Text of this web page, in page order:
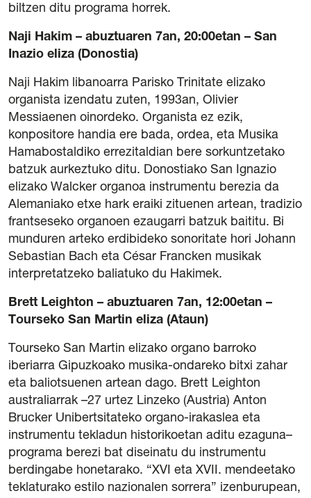
biltzen ditu programa horrek.
Naji Hakim – abuztuaren 7an, 20:00etan – San
Inazio eliza (Donostia)
Naji Hakim libanoarra Parisko Trinitate elizako
organista izendatu zuten, 1993an, Olivier
Messiaenen oinordeko. Organista ez ezik,
konpositore handia ere bada, ordea, eta Musika
Hamabostaldiko errezitaldian bere sorkuntzetako
batzuk aurkeztuko ditu. Donostiako San Ignazio
elizako Walcker organoa instrumentu berezia da
Alemaniako etxe hark eraiki zituenen artean, tradizio
frantseseko organoen ezaugarri batzuk baititu. Bi
munduren arteko erdibideko sonoritate hori Johann
Sebastian Bach eta César Francken musikak
interpretatzeko baliatuko du Hakimek.
Brett Leighton – abuztuaren 7an, 12:00etan –
Tourseko San Martin eliza (Ataun)
Tourseko San Martin elizako organo barroko
iberiarra Gipuzkoako musika-ondareko bitxi zahar
eta baliotsuenen artean dago. Brett Leighton
australiarrak –27 urtez Linzeko (Austria) Anton
Brucker Unibertsitateko organo-irakaslea eta
instrumentu tekladun historikoetan aditu ezaguna–
programa berezi bat diseinatu du instrumentu
berdingabe honetarako. “XVI eta XVII. mendeetako
teklaturako estilo nazionalen sorrera” izenburupean,